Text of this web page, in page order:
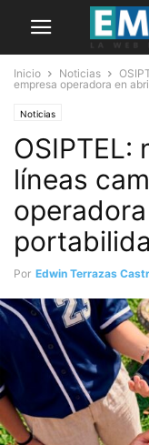
Inicio Noticias
empresa operadora en
Noticias
OSIPTEL:
líneas
Por Edwin Terrazas